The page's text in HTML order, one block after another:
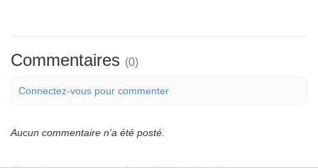
Commentaires (0)
Connectez-vous pour commenter
Aucun commentaire n'a été posté.